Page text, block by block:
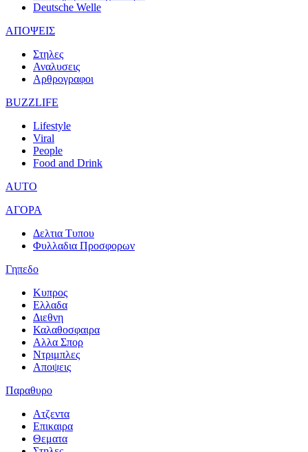
Deutsche Welle
ΑΠΟΨΕΙΣ
Στηλες
Αναλυσεις
Αρθρογραφοι
BUZZLIFE
Lifestyle
Viral
People
Food and Drink
AUTO
ΑΓΟΡΑ
Δελτια Τυπου
Φυλλαδια Προσφορων
Γηπεδο
Κυπρος
Ελλαδα
Διεθνη
Καλαθοσφαιρα
Αλλα Σπορ
Ντριμπλες
Αποψεις
Παραθυρο
Ατζεντα
Επικαιρα
Θεματα